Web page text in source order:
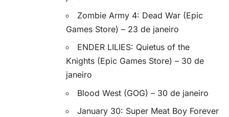
Zombie Army 4: Dead War (Epic
Games Store) – 23 de janeiro
ENDER LILIES: Quietus of the
Knights (Epic Games Store) – 30 de
janeiro
Blood West (GOG) – 30 de janeiro
January 30: Super Meat Boy Forever